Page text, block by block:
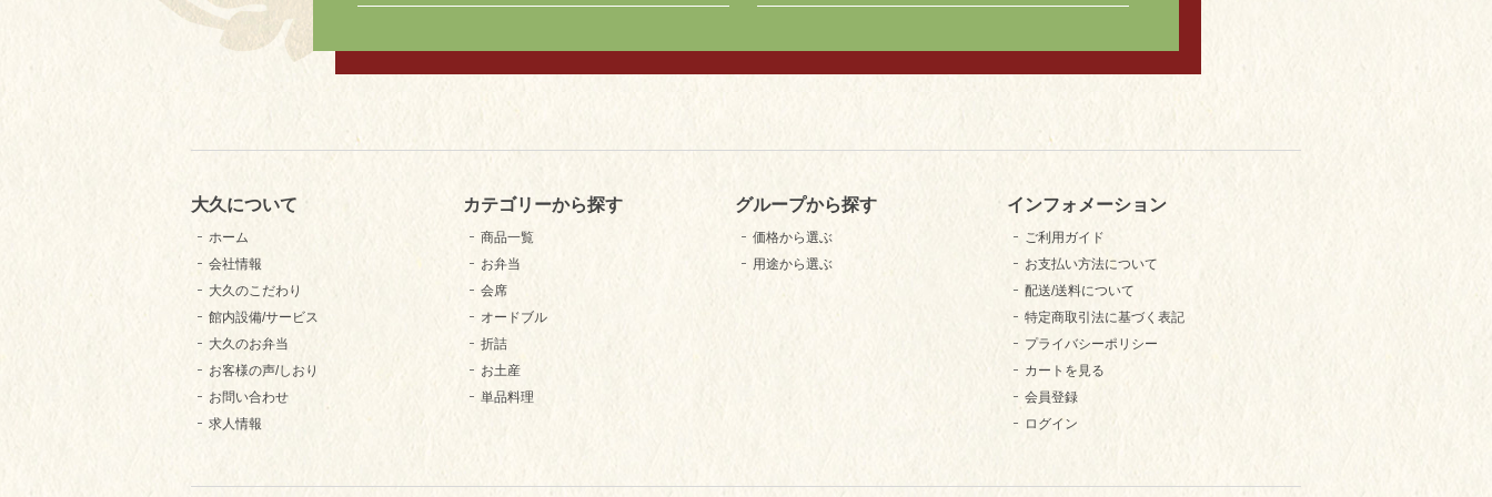
大久について
ホーム
会社情報
大久のこだわり
館内設備/サービス
大久のお弁当
お客様の声/しおり
お問い合わせ
求人情報
カテゴリーから探す
商品一覧
お弁当
会席
オードブル
折詰
お土産
単品料理
グループから探す
価格から選ぶ
用途から選ぶ
インフォメーション
ご利用ガイド
お支払い方法について
配送/送料について
特定商取引法に基づく表記
プライバシーポリシー
カートを見る
会員登録
ログイン